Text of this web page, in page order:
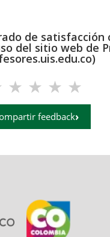
de satisfacción
del sitio web de